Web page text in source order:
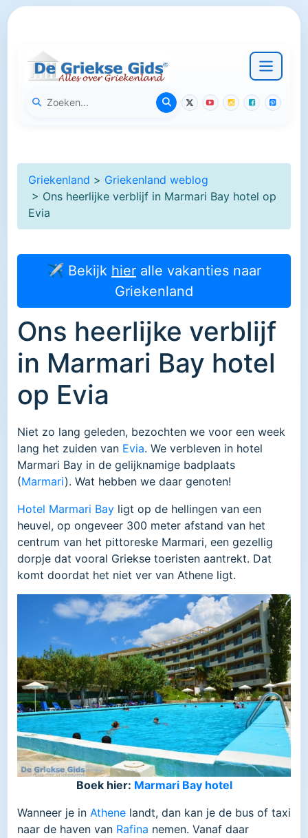
Griekenland > Griekenland weblog
> Ons heerlijke verblijf in Marmari Bay hotel op
Evia
✈ Bekijk hier alle vakanties naar
Griekenland
Ons heerlijke verblijf
in Marmari Bay hotel
op Evia
Niet zo lang geleden, bezochten we voor een week
lang het zuiden van Evia. We verbleven in hotel
Marmari Bay in de gelijknamige badplaats
(Marmari). Wat hebben we daar genoten!
Hotel Marmari Bay ligt op de hellingen van een
heuvel, op ongeveer 300 meter afstand van het
centrum van het pittoreske Marmari, een gezellig
dorpje dat vooral Griekse toeristen aantrekt. Dat
komt doordat het niet ver van Athene ligt.
Boek hier: Marmari Bay hotel
Wanneer je in Athene landt, dan kan je de bus of taxi
naar de haven van Rafina nemen. Vanaf daar